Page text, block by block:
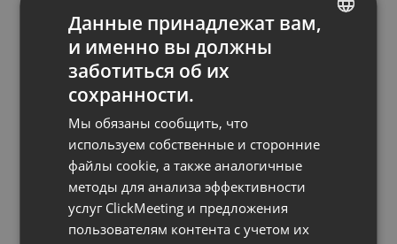
, в то
время как средняя длительность мероприятия
уменьшилась с 85 до 77 минут, среднее время,
прослушивание вебинара, увеличилось с 53 до
56 минут.
Обычно вебинар в прямом эфире делится на
четыре основных части:
Введение: кратко, около 5 минут
POLISH
RUSSIAN
PORTUGUESE
Данные принадлежат вам,
и именно вы должны
заботиться об их
сохранности.
Мы обязаны сообщить, что
используем собственные и сторонние
файлы cookie, а также аналогичные
методы для анализа эффективности
услуг ClickMeeting и предложения
пользователям контента с учетом их